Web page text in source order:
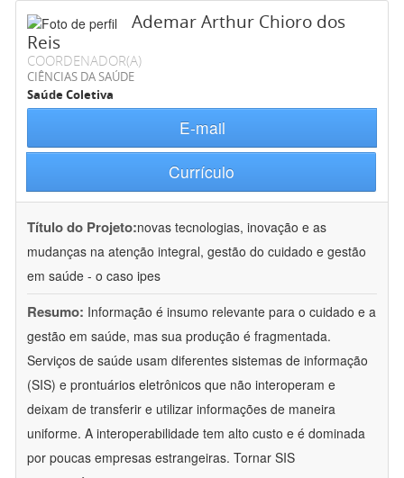
Ademar Arthur Chioro dos
Reis
COORDENADOR(A)
CIÊNCIAS DA SAÚDE
Saúde Coletiva
E-mail
Currículo
Título do Projeto:novas tecnologias, inovação e as
mudanças na atenção integral, gestão do cuidado e gestão
em saúde - o caso ipes
Resumo: Informação é insumo relevante para o cuidado e a
gestão em saúde, mas sua produção é fragmentada.
Serviços de saúde usam diferentes sistemas de informação
(SIS) e prontuários eletrônicos que não interoperam e
deixam de transferir e utilizar informações de maneira
uniforme. A interoperabilidade tem alto custo e é dominada
por poucas empresas estrangeiras. Tornar SIS